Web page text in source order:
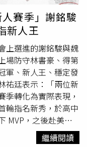
放著來自各界的祝福
園國小少棒球員的陪
接著身穿球衣再度上
鴻等隊友互動，又在
昌、台鋼雄鷹總教練
復連等人的致意。就
，為昔日隊友線上獻
魏應充登台致詞，宣
練，肩負起傳承使命
起全場球迷起立鼓
祖懷在受訪時則透
小朋友，今天也和在
賽季」謝銘駿
新人王
上選進的謝銘駿與魏
場防守林書豪、得第
軍、新人王、穩定發
祐廷表示：「兩位新
季轉化為實際表現，
輪指名新秀，於高中
MVP，之後赴美就
全美麥當勞高中明星
灣球員。謝銘駿以
繼續閱讀